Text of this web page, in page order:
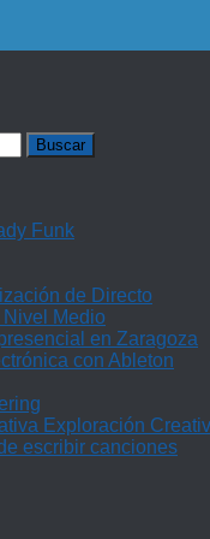
Funk
de Directo
Medio
en Zaragoza
con Ableton
Exploración
escribir canciones